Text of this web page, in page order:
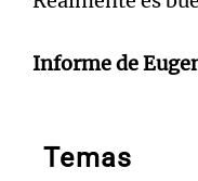
Informe de
Temas